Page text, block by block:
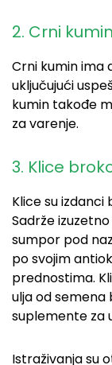
2. Crni kumin
Crni kumin ima
uključujući
kumin takođe
za varenje.
3. Klice
Klice su
Sadrže
sumpor pod
po svojim
prednostima.
ulja od semena
suplemente za
Istraživanja su